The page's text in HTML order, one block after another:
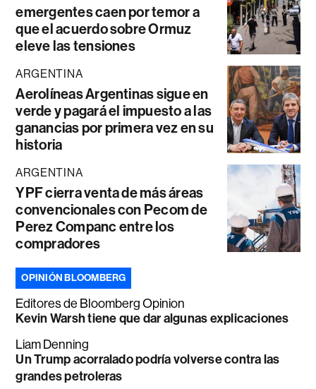
emergentes caen por temor a
que el acuerdo sobre Ormuz
eleve las tensiones
ARGENTINA
Aerolíneas Argentinas sigue en
verde y pagará el impuesto a las
ganancias por primera vez en su
historia
ARGENTINA
YPF cierra venta de más áreas
convencionales con Pecom de
Perez Companc entre los
compradores
OPINIÓN BLOOMBERG
Editores de Bloomberg Opinion
Kevin Warsh tiene que dar algunas explicaciones
Liam Denning
Un Trump acorralado podría volverse contra las
grandes petroleras